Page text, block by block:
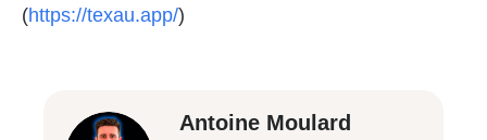
(https://texau.app/)
Antoine Moulard